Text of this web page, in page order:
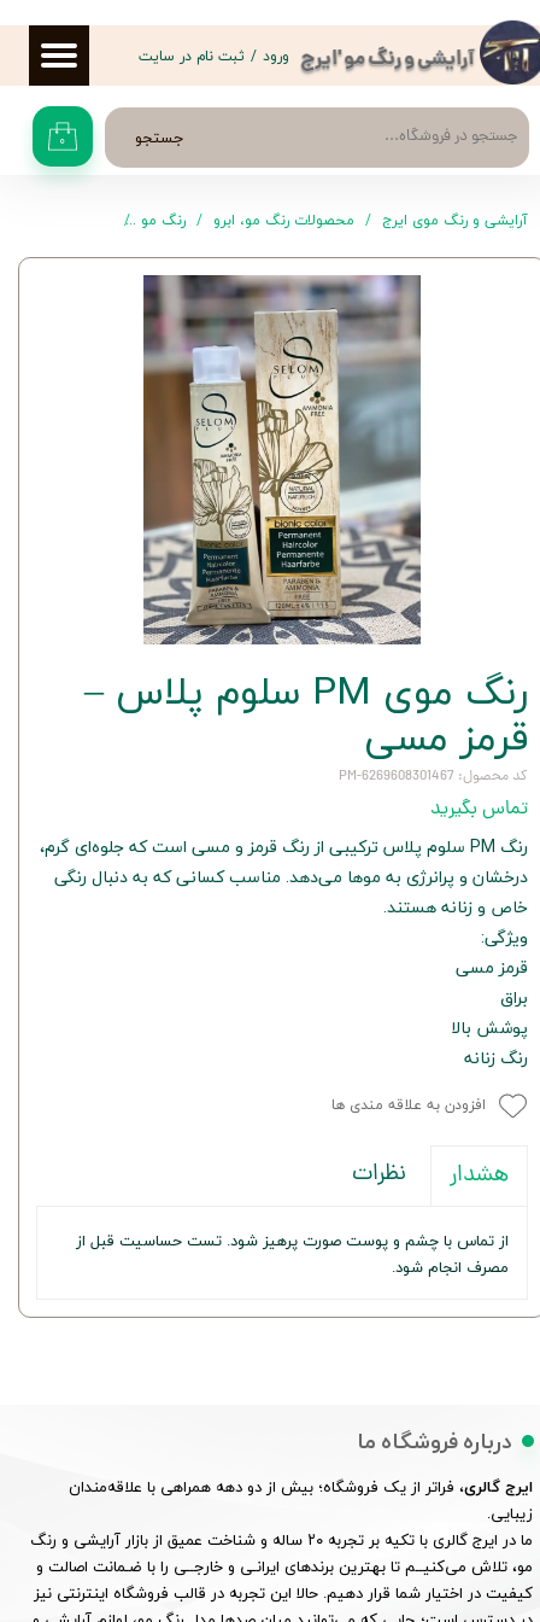
آرایشی و رنگ مو 'ایرج
جستجو ۰
ورود / ثبت نام در سایت
حساب کاربری من
تغییر گذر واژه
سفارشات
خروج از حساب کاربری
آرایشی و رنگ موی ایرج محصولات رنگ مو، ابرو رنگ مو
رنگ موی PM سلوم پلاس –
قرمز مسی
کد محصول: 6269608301467-PM
تماس بگیرید
رنگ PM سلوم پلاس ترکیبی از رنگ قرمز و مسی است که جلوه‌ای گرم،
درخشان و پرانرژی به موها می‌دهد. مناسب کسانی که به دنبال رنگی
خاص و زنانه هستند.
ویژگی:
قرمز مسی
براق
پوشش بالا
رنگ زنانه
افزودن به علاقه مندی ها
هشدار نظرات
از تماس با چشم و پوست صورت پرهیز شود. تست حساسیت قبل از
مصرف انجام شود.
درباره فروشگاه ما
ایرج گالری، فراتر از یک فروشگاه؛ بیش از دو دهه همراهی با علاقه‌مندان
زیبایی.
ما در ایرج گالری با تکیه بر تجربه ۲۰ ساله و شناخت عمیق از بازار آرایشی و رنگ
مو، تلاش می‌کنیــم تا بهترین برندهای ایرانـی و خارجــی را با ضـمانت اصالت و
کیفیت در اختیار شما قرار دهیم. حالا این تجربه در قالب فروشگاه اینترنتی نیز